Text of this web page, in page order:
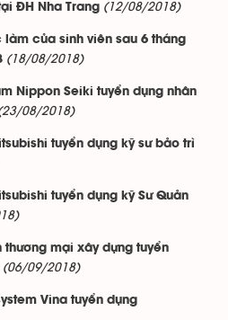
ĐH Nha Trang (12/08/2018)
làm của sinh viên sau 6 tháng
(18/08/2018)
Nippon Seiki tuyển dụng nhân
08/2018)
tuyển dụng kỹ sư bảo trì
tuyển dụng kỹ Sư Quản
thương mại xây dựng tuyển
(06/09/2018)
Vina tuyển dụng